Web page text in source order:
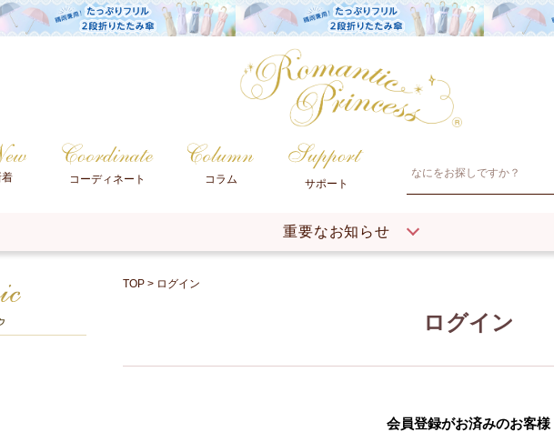
着 コーディネート コラム サポート
重要なお知らせ
TOP ログイン
ログイン
会員登録がお済みのお客様